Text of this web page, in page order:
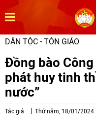
DÂN TỘC - TÔN GIÁO
Đồng bào
phát huy tinh
nước”
Tác giả Thứ năm, 18/01/2024